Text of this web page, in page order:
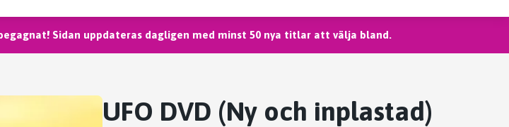
Sidan uppdateras dagligen med minst 50 nya titlar att välja bland.
UFO DVD (Ny och inplastad)